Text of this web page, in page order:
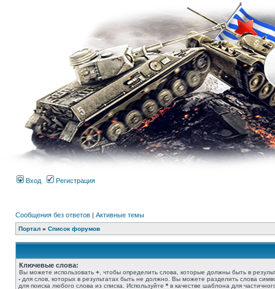
Вход Регистрация
Сообщения без ответов | Активные темы
Портал » Список форумов
Ключевые слова:
Вы можете использовать + , чтобы определить слова, которые должны быть в
- для слов, которых в результатах быть не должно. Вы можете разделить слова
для поиска любого слова из списка. Используйте * в качестве шаблона для